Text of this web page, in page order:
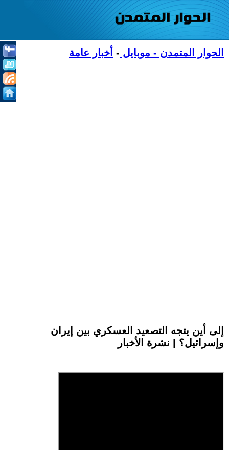
الحوار المتمدن - موبايل - أخبار عامة
إلى أين يتجه التصعيد العسكري بين إيران
وإسرائيل؟ | نشرة الأخبار